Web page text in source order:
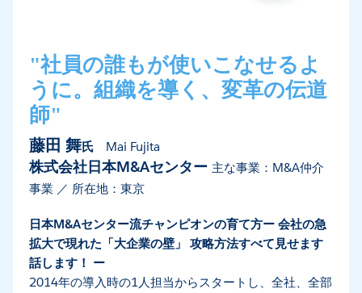
"社員の誰もが使いこなせるよ
うに。組織を導く、変革の伝道
師"
藤田 舞氏 Mai Fujita
株式会社日本M&Aセンター 主な事業：M&A仲介
事業 ／ 所在地：東京
日本M&Aセンター流チャンピオンの育て方ー 会社の急
拡大で現れた「大企業の壁」 攻略方法すべて見せます
話します！ ー
2014年の導入時の1人担当からスタートし、全社、全部